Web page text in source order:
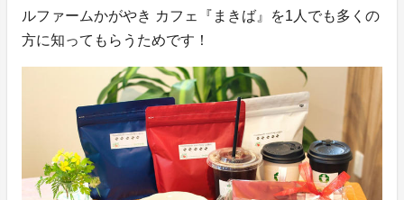
ルファームかがやき カフェ『まきば』を1人でも多くの
方に知ってもらうためです！